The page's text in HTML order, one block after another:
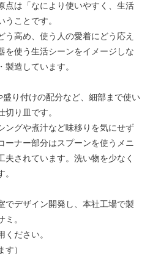
点は「なにより使いやすく、生活
ことです。
う高め、使う人の愛着にどう応え
を使う生活シーンをイメージしな
造しています。
盛り付けの配分など、細部まで使い
り皿です。
ングや煮汁など味移りを気にせず
ーナー部分はスプーンを使うメニ
夫されています。洗い物を少なく
でデザイン開発し、本社工場で製
。
ださい。
す）